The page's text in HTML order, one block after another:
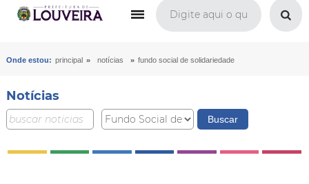
Onde estou: principal » notícias » fundo social de solidariedade
Notícias